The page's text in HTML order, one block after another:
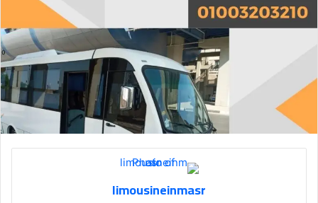
limousineinmasr